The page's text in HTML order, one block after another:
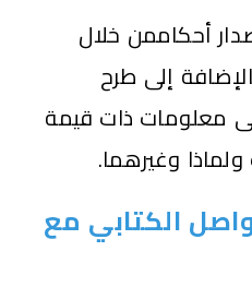
أحكاممن خلال
إلى طرح
معلومات ذات قيمة
وغيرهما.
الكتابي مع